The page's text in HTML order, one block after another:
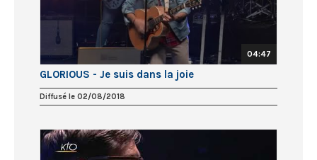
04:47
GLORIOUS - Je suis dans la joie
Diffusé le 02/08/2018